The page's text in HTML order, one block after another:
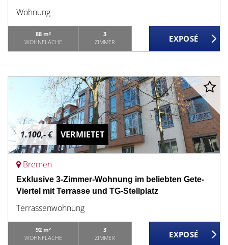
Wohnung
88 m²
WOHNFLÄCHE
3
ZIMMER
1.100,- € VERMIETET
Bremen
Exklusive 3-Zimmer-Wohnung im beliebten Gete-
Viertel mit Terrasse und TG-Stellplatz
Terrassenwohnung
92 m²
WOHNFLÄCHE
3
ZIMMER